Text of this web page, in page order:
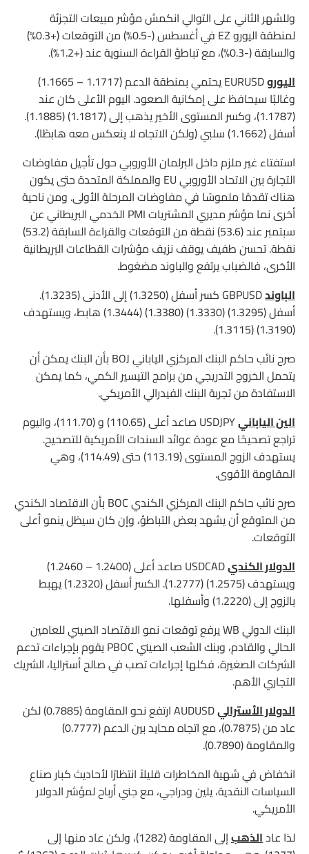
وللشهر الثاني على التوالي انكمش مؤشر مبيعات التجزئة
لمنطقة اليورو EZ في أغسطس (-0.5%) من التوقعات (+0.3%)
والسابقة (-0.3%)، مع تباطؤ القراءة السنوية عند (+1.2%).
اليورو
EURUSD يحتمي بمنطقة الدعم (1.1717 – 1.1665)
وغالبًا سيحافظ على إمكانية الصعود. اليوم الأعلى كان عند
(1.1787)، وكسر المستوى الأخير يذهب إلى (1.1817) (1.1885).
أسفل (1.1662) سلبي (ولكن الاتجاه لا ينعكس معه هابطًا).
استفتاء غير ملزم داخل البرلمان الأوروبي حول تأجيل مفاوضات
التجارة بين الاتحاد الأوروبي EU والمملكة المتحدة حتى يكون
هناك تقدمًا ملموسًا في مفاوضات المرحلة الأولى. ومن ناحية
أخرى نما مؤشر مديري المشتريات PMI الخدمي البريطاني عن
سبتمبر عند (53.6) نقطة من التوقعات والقراءة السابقة (53.2)
نقطة. تحسن طفيف يوقف نزيف مؤشرات القطاعات البريطانية
الأخرى، فالضباب يرتفع والباوند مضغوط.
الباوند
GBPUSD كسر أسفل (1.3250) إلى الأدنى (1.3235).
أسفل (1.3295) (1.3330) (1.3380) (1.3444) هابط، ويستهدف
(1.3190) (1.3115).
صرح نائب حاكم البنك المركزي الياباني BOJ بأن البنك يمكن أن
يتحمل الخروج التدريجي من برامج التيسير الكمي، كما يمكن
الاستفادة من تجربة البنك الفيدرالي الأمريكي.
الين الياباني
USDJPY صاعد أعلى (110.65) و (111.70)، واليوم
تراجع تصحيحًا مع عودة عوائد السندات الأمريكية للتصحيح.
يستهدف الزوج المستوى (113.19) حتى (114.49)، وهي
المقاومة الأقوى.
صرح نائب حاكم البنك المركزي الكندي BOC بأن الاقتصاد الكندي
من المتوقع أن يشهد بعض التباطؤ، وإن كان سيظل ينمو أعلى
التوقعات.
الدولار الكندي
USDCAD صاعد أعلى (1.2400 – 1.2460)
ويستهدف (1.2575) (1.2777). الكسر أسفل (1.2320) يهبط
بالزوج إلى (1.2220) وأسفلها.
البنك الدولي WB يرفع توقعات نمو الاقتصاد الصيني للعامين
الحالي والقادم، وبنك الشعب الصيني PBOC يقوم بإجراءات تدعم
الشركات الصغيرة، فكلها إجراءات تصب في صالح أستراليا، الشريك
التجاري الأهم.
الدولار الأسترالي
AUDUSD ارتفع نحو المقاومة (0.7885) لكن
عاد من (0.7875)، مع اتجاه محايد بين الدعم (0.7777)
والمقاومة (0.7890).
انخفاض في شهية المخاطرات قليلاً انتظارًا لأحاديث كبار صناع
السياسات النقدية، يلين ودراجي، مع جني أرباح لمؤشر الدولار
الأمريكي.
لذا عادالذهب
إلى المقاومة (1282)، ولكن عاد منها إلى